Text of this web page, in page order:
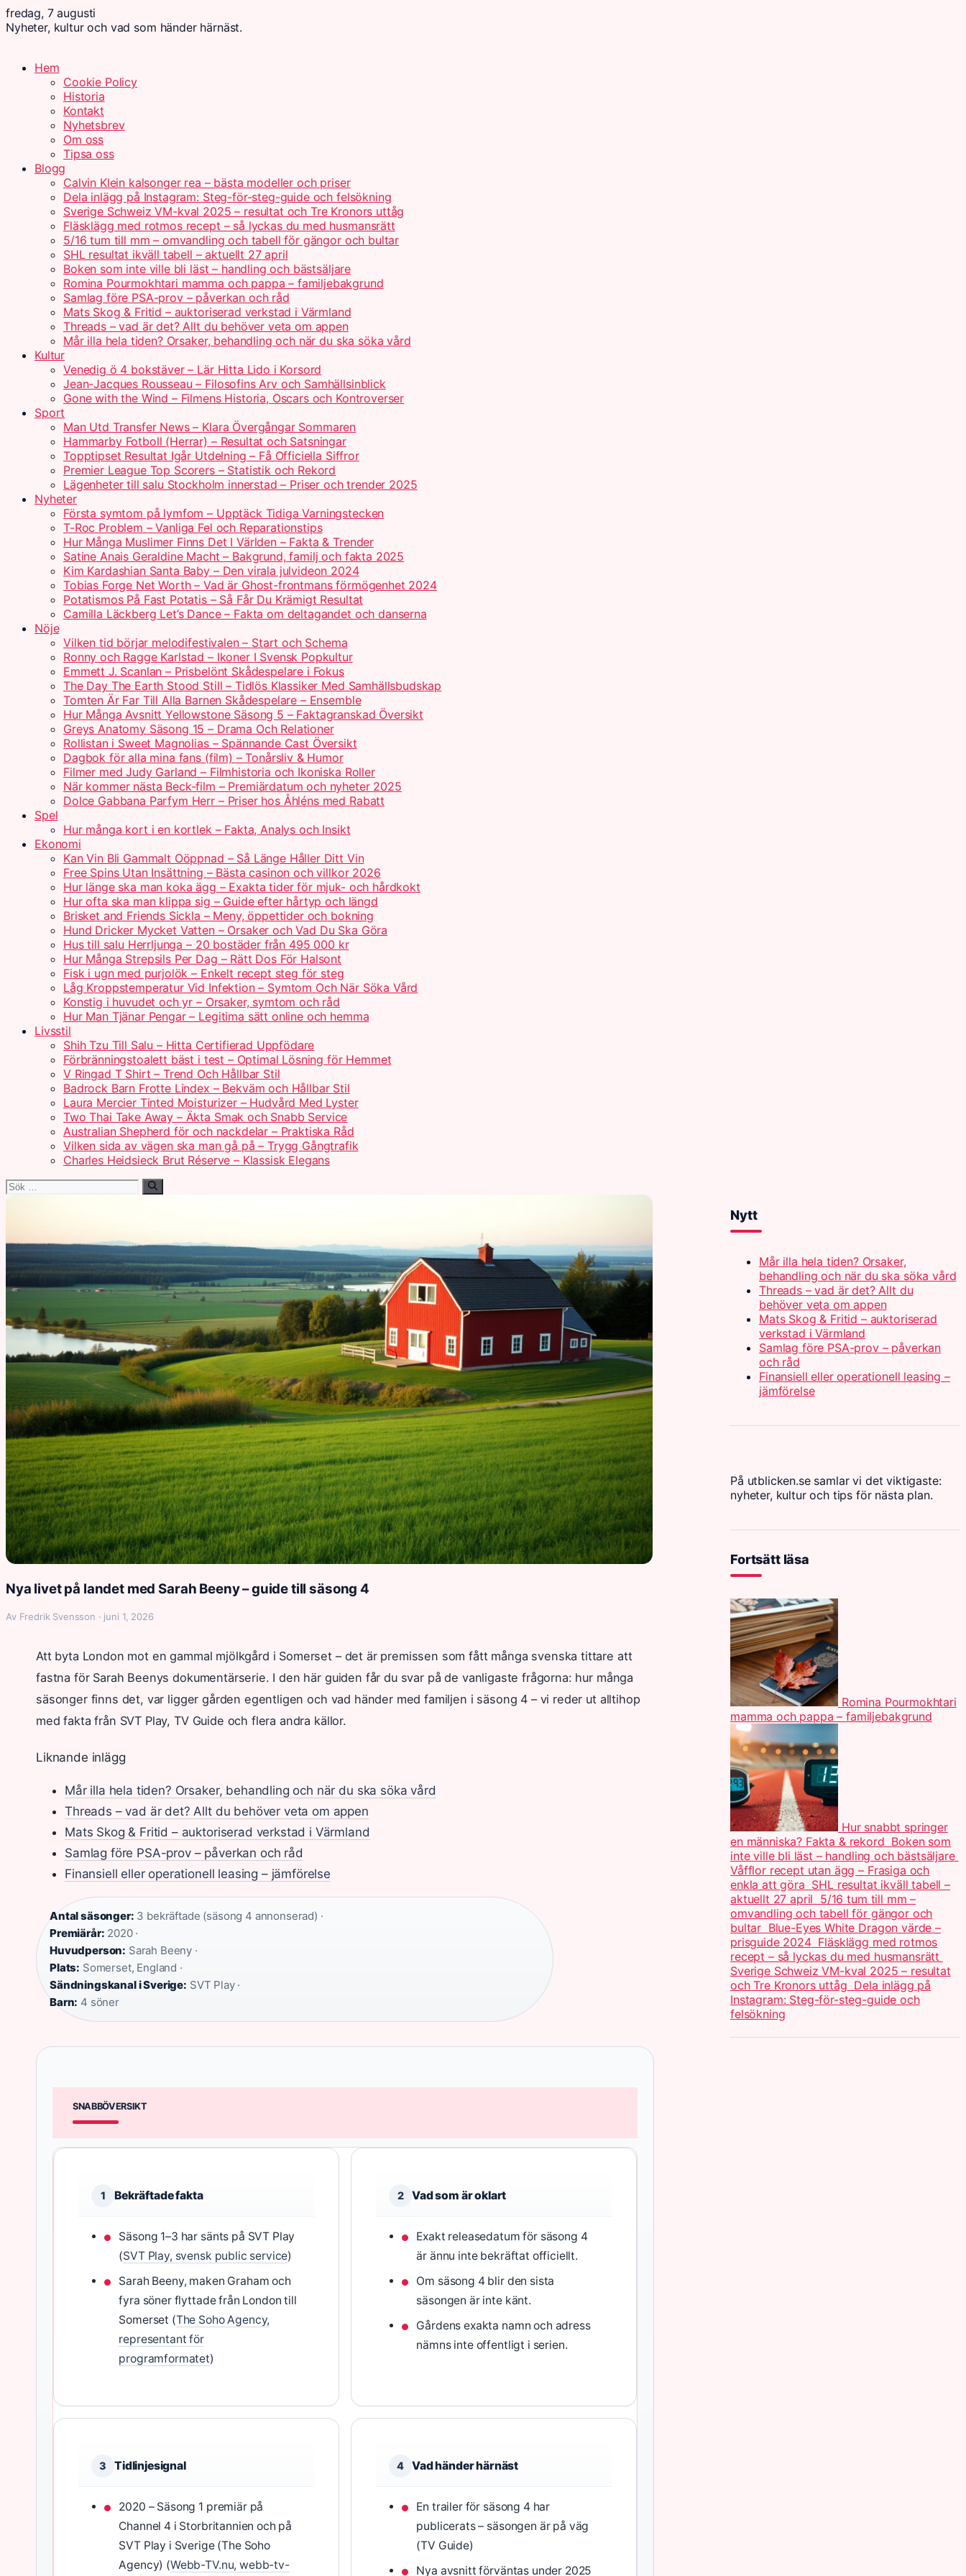
fredag, 7 augusti
Nyheter, kultur och vad som händer härnäst.
Hem
Cookie Policy
Historia
Kontakt
Nyhetsbrev
Om oss
Tipsa oss
Blogg
Calvin Klein kalsonger rea – bästa modeller och priser
Dela inlägg på Instagram: Steg-för-steg-guide och felsökning
Sverige Schweiz VM-kval 2025 – resultat och Tre Kronors uttåg
Fläsklägg med rotmos recept – så lyckas du med husmansrätt
5/16 tum till mm – omvandling och tabell för gängor och bultar
SHL resultat ikväll tabell – aktuellt 27 april
Boken som inte ville bli läst – handling och bästsäljare
Romina Pourmokhtari mamma och pappa – familjebakgrund
Samlag före PSA-prov – påverkan och råd
Mats Skog & Fritid – auktoriserad verkstad i Värmland
Threads – vad är det? Allt du behöver veta om appen
Mår illa hela tiden? Orsaker, behandling och när du ska söka vård
Kultur
Venedig ö 4 bokstäver – Lär Hitta Lido i Korsord
Jean-Jacques Rousseau – Filosofins Arv och Samhällsinblick
Gone with the Wind – Filmens Historia, Oscars och Kontroverser
Sport
Man Utd Transfer News – Klara Övergångar Sommaren
Hammarby Fotboll (Herrar) – Resultat och Satsningar
Topptipset Resultat Igår Utdelning – Få Officiella Siffror
Premier League Top Scorers – Statistik och Rekord
Lägenheter till salu Stockholm innerstad – Priser och trender 2025
Nyheter
Första symtom på lymfom – Upptäck Tidiga Varningstecken
T-Roc Problem – Vanliga Fel och Reparationstips
Hur Många Muslimer Finns Det I Världen – Fakta & Trender
Satine Anais Geraldine Macht – Bakgrund, familj och fakta 2025
Kim Kardashian Santa Baby – Den virala julvideon 2024
Tobias Forge Net Worth – Vad är Ghost-frontmans förmögenhet 2024
Potatismos På Fast Potatis – Så Får Du Krämigt Resultat
Camilla Läckberg Let’s Dance – Fakta om deltagandet och danserna
Nöje
Vilken tid börjar melodifestivalen – Start och Schema
Ronny och Ragge Karlstad – Ikoner I Svensk Popkultur
Emmett J. Scanlan – Prisbelönt Skådespelare i Fokus
The Day The Earth Stood Still – Tidlös Klassiker Med Samhällsbudskap
Tomten Är Far Till Alla Barnen Skådespelare – Ensemble
Hur Många Avsnitt Yellowstone Säsong 5 – Faktagranskad Översikt
Greys Anatomy Säsong 15 – Drama Och Relationer
Rollistan i Sweet Magnolias – Spännande Cast Översikt
Dagbok för alla mina fans (film) – Tonårsliv & Humor
Filmer med Judy Garland – Filmhistoria och Ikoniska Roller
När kommer nästa Beck-film – Premiärdatum och nyheter 2025
Dolce Gabbana Parfym Herr – Priser hos Åhléns med Rabatt
Spel
Hur många kort i en kortlek – Fakta, Analys och Insikt
Ekonomi
Kan Vin Bli Gammalt Oöppnad – Så Länge Håller Ditt Vin
Free Spins Utan Insättning – Bästa casinon och villkor 2026
Hur länge ska man koka ägg – Exakta tider för mjuk- och hårdkokt
Hur ofta ska man klippa sig – Guide efter hårtyp och längd
Brisket and Friends Sickla – Meny, öppettider och bokning
Hund Dricker Mycket Vatten – Orsaker och Vad Du Ska Göra
Hus till salu Herrljunga – 20 bostäder från 495 000 kr
Hur Många Strepsils Per Dag – Rätt Dos För Halsont
Fisk i ugn med purjolök – Enkelt recept steg för steg
Låg Kroppstemperatur Vid Infektion – Symtom Och När Söka Vård
Konstig i huvudet och yr – Orsaker, symtom och råd
Hur Man Tjänar Pengar – Legitima sätt online och hemma
Livsstil
Shih Tzu Till Salu – Hitta Certifierad Uppfödare
Förbränningstoalett bäst i test – Optimal Lösning för Hemmet
V Ringad T Shirt – Trend Och Hållbar Stil
Badrock Barn Frotte Lindex – Bekväm och Hållbar Stil
Laura Mercier Tinted Moisturizer – Hudvård Med Lyster
Two Thai Take Away – Äkta Smak och Snabb Service
Australian Shepherd för och nackdelar – Praktiska Råd
Vilken sida av vägen ska man gå på – Trygg Gångtrafik
Charles Heidsieck Brut Réserve – Klassisk Elegans
Sök
efter:
Nya livet på landet med Sarah Beeny – guide till säsong 4
Av Fredrik Svensson · juni 1, 2026
Att byta London mot en gammal mjölkgård i Somerset – det är premissen som fått många svenska tittare att
fastna för Sarah Beenys dokumentärserie. I den här guiden får du svar på de vanligaste frågorna: hur många
säsonger finns det, var ligger gården egentligen och vad händer med familjen i säsong 4 – vi reder ut alltihop
med fakta från SVT Play, TV Guide och flera andra källor.
Liknande inlägg
Mår illa hela tiden? Orsaker, behandling och när du ska söka vård
Threads – vad är det? Allt du behöver veta om appen
Mats Skog & Fritid – auktoriserad verkstad i Värmland
Samlag före PSA-prov – påverkan och råd
Finansiell eller operationell leasing – jämförelse
Antal säsonger: 3 bekräftade (säsong 4 annonserad) ·
Premiärår: 2020 ·
Huvudperson: Sarah Beeny ·
Plats: Somerset, England ·
Sändningskanal i Sverige: SVT Play ·
Barn: 4 söner
SNABBÖVERSIKT
1 Bekräftade fakta
Säsong 1–3 har sänts på SVT Play
(SVT Play, svensk public service)
Sarah Beeny, maken Graham och
fyra söner flyttade från London till
Somerset (The Soho Agency,
representant för
programformatet)
2 Vad som är oklart
Exakt releasedatum för säsong 4
är ännu inte bekräftat officiellt.
Om säsong 4 blir den sista
säsongen är inte känt.
Gårdens exakta namn och adress
nämns inte offentligt i serien.
3 Tidlinjesignal
2020 – Säsong 1 premiär på
Channel 4 i Storbritannien och på
SVT Play i Sverige (The Soho
Agency) (Webb-TV.nu, webb-tv-
4 Vad händer härnäst
En trailer för säsong 4 har
publicerats – säsongen är på väg
(TV Guide)
Nya avsnitt förväntas under 2025
Nytt
Mår illa hela tiden? Orsaker,
behandling och när du ska söka vård
Threads – vad är det? Allt du
behöver veta om appen
Mats Skog & Fritid – auktoriserad
verkstad i Värmland
Samlag före PSA-prov – påverkan
och råd
Finansiell eller operationell leasing –
jämförelse
På utblicken.se samlar vi det viktigaste:
nyheter, kultur och tips för nästa plan.
Fortsätt läsa
Romina Pourmokhtari
mamma och pappa – familjebakgrund
Hur snabbt springer
en människa? Fakta & rekord Boken som
inte ville bli läst – handling och bästsäljare
Våfflor recept utan ägg – Frasiga och
enkla att göra SHL resultat ikväll tabell –
aktuellt 27 april 5/16 tum till mm –
omvandling och tabell för gängor och
bultar Blue-Eyes White Dragon värde –
prisguide 2024 Fläsklägg med rotmos
recept – så lyckas du med husmansrätt
Sverige Schweiz VM-kval 2025 – resultat
och Tre Kronors uttåg Dela inlägg på
Instagram: Steg-för-steg-guide och
felsökning